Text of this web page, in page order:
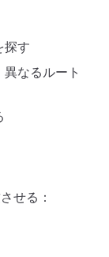
探す
なるルート
せる：